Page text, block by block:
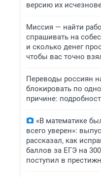
версию их
Миссия — найти
спрашивать на
и сколько денег
чтобы вас точно
Переводы россиян
блокировать по
причине:
«В математике
всего уверен»:
рассказал, как
баллов за ЕГЭ на
поступил в